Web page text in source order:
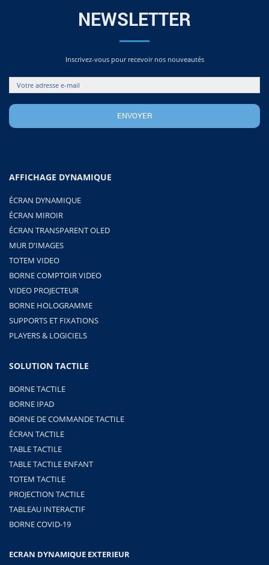
NEWSLETTER
Inscrivez-vous pour recevoir nos nouveautés
AFFICHAGE DYNAMIQUE
ÉCRAN DYNAMIQUE
ÉCRAN MIROIR
ÉCRAN TRANSPARENT OLED
MUR D'IMAGES
TOTEM VIDEO
BORNE COMPTOIR VIDEO
VIDEO PROJECTEUR
BORNE HOLOGRAMME
SUPPORTS ET FIXATIONS
PLAYERS & LOGICIELS
SOLUTION TACTILE
BORNE TACTILE
BORNE IPAD
BORNE DE COMMANDE TACTILE
ÉCRAN TACTILE
TABLE TACTILE
TABLE TACTILE ENFANT
TOTEM TACTILE
PROJECTION TACTILE
TABLEAU INTERACTIF
BORNE COVID-19
ECRAN DYNAMIQUE EXTERIEUR